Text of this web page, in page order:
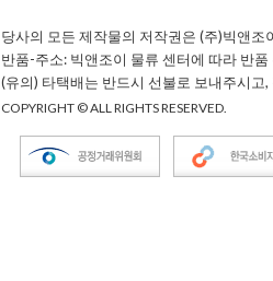
당사의 모든 제작물의 저작권은 (주)빅앤
반품-주소: 빅앤조이 물류 센터에 따라 반
(유의) 타택배는 반드시 선불로 보내주시
COPYRIGHT © ALL RIGHTS RESERVED.